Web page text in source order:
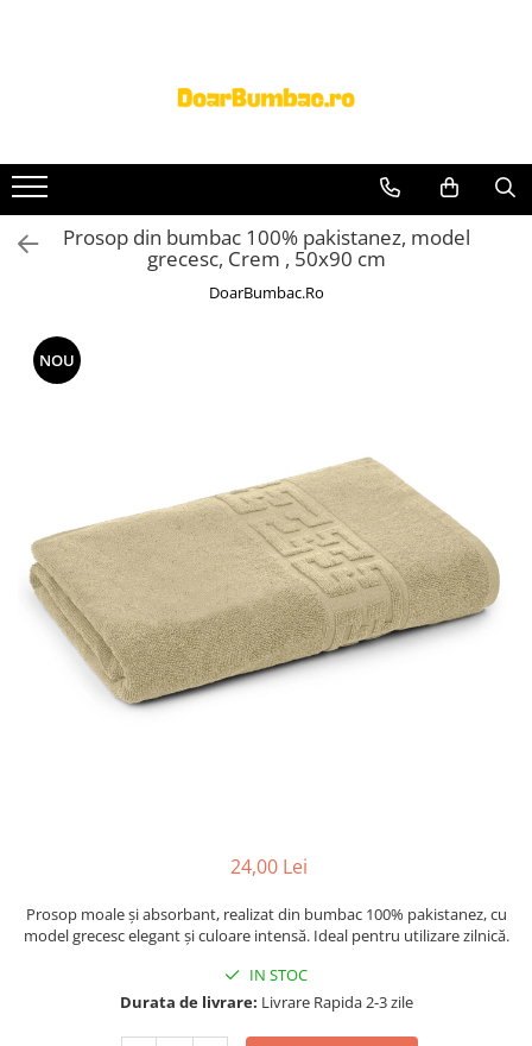
SET 5 Prosoape 100% Bumbac
Prosop din bumbac 100% pakistanez, model
grecesc, Crem , 50x90 cm
DoarBumbac.Ro
NOU
24,00 Lei
Prosop moale și absorbant, realizat din bumbac 100% pakistanez, cu
model grecesc elegant și culoare intensă. Ideal pentru utilizare zilnică.
IN STOC
Durata de livrare: Livrare Rapida 2-3 zile